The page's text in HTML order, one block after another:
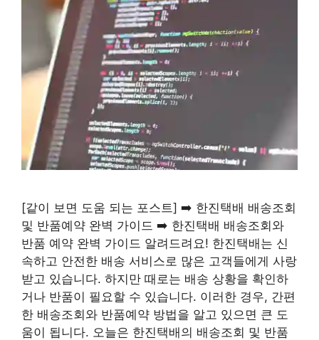
[같이 보면 도움 되는 포스트] ➡️ 한진택배 배송조회
및 반품예약 완벽 가이드 ➡️ 한진택배 배송조회와
반품 예약 완벽 가이드 알려드려요! 한진택배는 신
속하고 안전한 배송 서비스로 많은 고객들에게 사랑
받고 있습니다. 하지만 때로는 배송 상황을 확인하
거나 반품이 필요할 수 있습니다. 이러한 경우, 간편
한 배송조회와 반품예약 방법을 알고 있으면 큰 도
움이 됩니다. 오늘은 한진택배의 배송조회 및 반품